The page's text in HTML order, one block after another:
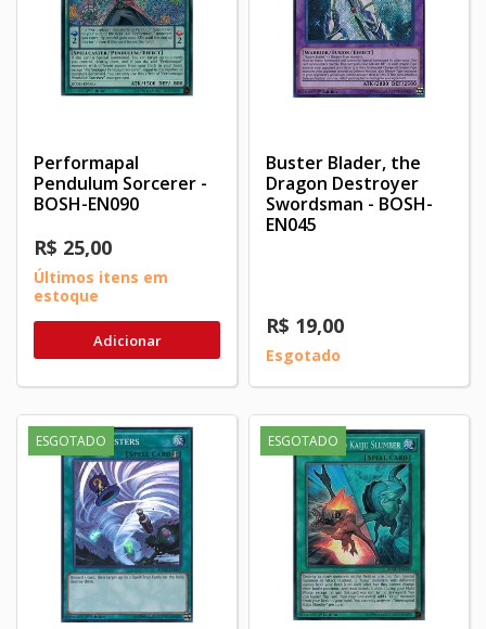
Performapal
Pendulum Sorcerer -
BOSH-EN090
R$ 25,00
Últimos itens em
estoque
Adicionar
Buster Blader, the
Dragon Destroyer
Swordsman - BOSH-
EN045
R$ 19,00
Esgotado
ESGOTADO ESGOTADO